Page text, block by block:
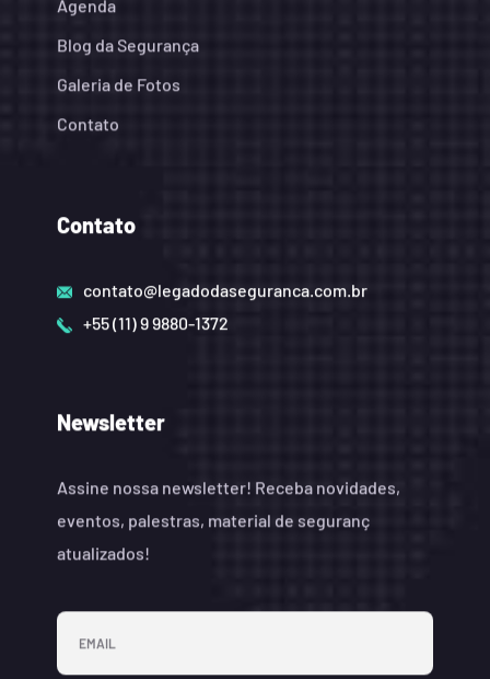
Agenda
Blog da Segurança
Galeria de Fotos
Contato
Contato
contato@legadodaseguranca.com.br
+55 (11) 9 9880-1372
Newsletter
Assine nossa newsletter! Receba novidades,
eventos, palestras, material de seguranç
atualizados!